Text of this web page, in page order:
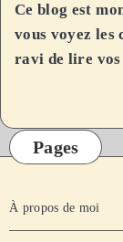
Ce blog est
vous voyez les
ravi de lire
Pages
À propos de moi